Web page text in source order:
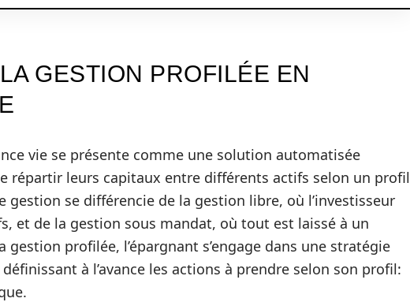
GESTION PROFILÉE EN
vie se présente comme une solution automatisée
répartir leurs capitaux entre différents actifs selon un profil
gestion se différencie de la gestion libre, où l’investisseur
et de la gestion sous mandat, où tout est laissé à un
profilée, l’épargnant s’engage dans une stratégie
définissant à l’avance les actions à prendre selon son profil: